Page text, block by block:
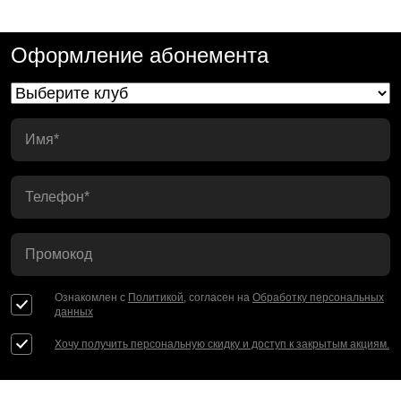
Оформление абонемента
Имя*
Телефон*
Промокод
Ознакомлен с Политикой, согласен на Обработку персональных
данных
Хочу получить персональную скидку и доступ к закрытым акциям.